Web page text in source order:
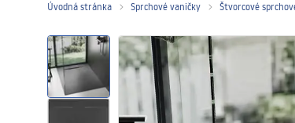
Sprchové dvere
Sprchové vaničky
Úvodná stránka Sprchové vaničky Štvorcové